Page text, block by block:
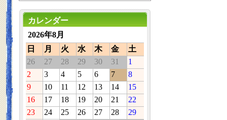
カレンダー
2026年8月
日
月 火 水 木 金
土
26
27 28 29 30 31
1
2
3 4 5 6 7
8
9
10 11 12 13 14
15
16
17 18 19 20 21
22
23
24 25 26 27 28
29